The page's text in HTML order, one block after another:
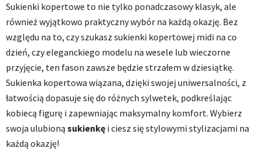
Sukienki kopertowe to nie tylko ponadczasowy klasyk, ale
również wyjątkowo praktyczny wybór na każdą okazję. Bez
względu na to, czy szukasz sukienki kopertowej midi na co
dzień, czy eleganckiego modelu na wesele lub wieczorne
przyjęcie, ten fason zawsze będzie strzałem w dziesiątkę.
Sukienka kopertowa wiązana, dzięki swojej uniwersalności, z
łatwością dopasuje się do różnych sylwetek, podkreślając
kobiecą figurę i zapewniając maksymalny komfort. Wybierz
swoja ulubioną sukienkę i ciesz się stylowymi stylizacjami na
każdą okazję!